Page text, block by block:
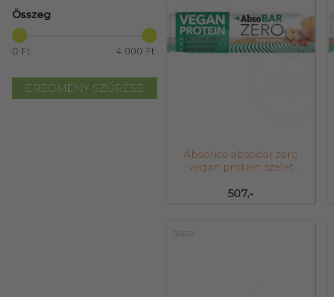
507,-
Absorice absobar zero
vegan protein szelet
56674
Összeg
0 Ft. 4 000 Ft.
EREDMÉNY SZŰRÉSE